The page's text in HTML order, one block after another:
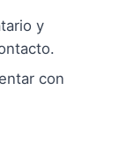
y
con